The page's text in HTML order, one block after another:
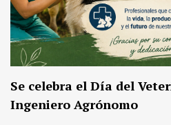
Se celebra el Día del
Ingeniero Agrónomo